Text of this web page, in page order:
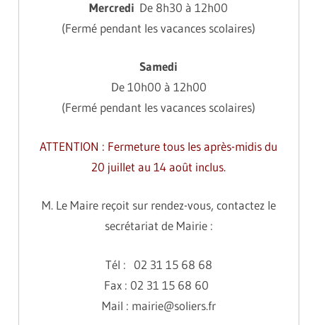
Mercredi De 8h30 à 12h00
(Fermé pendant les vacances scolaires)
Samedi
De 10h00 à 12h00
(Fermé pendant les vacances scolaires)
ATTENTION : Fermeture tous les après-midis du
20 juillet au 14 août inclus.
M. Le Maire reçoit sur rendez-vous, contactez le
secrétariat de Mairie :
Tél : 02 31 15 68 68
Fax : 02 31 15 68 60
Mail : mairie@soliers.fr